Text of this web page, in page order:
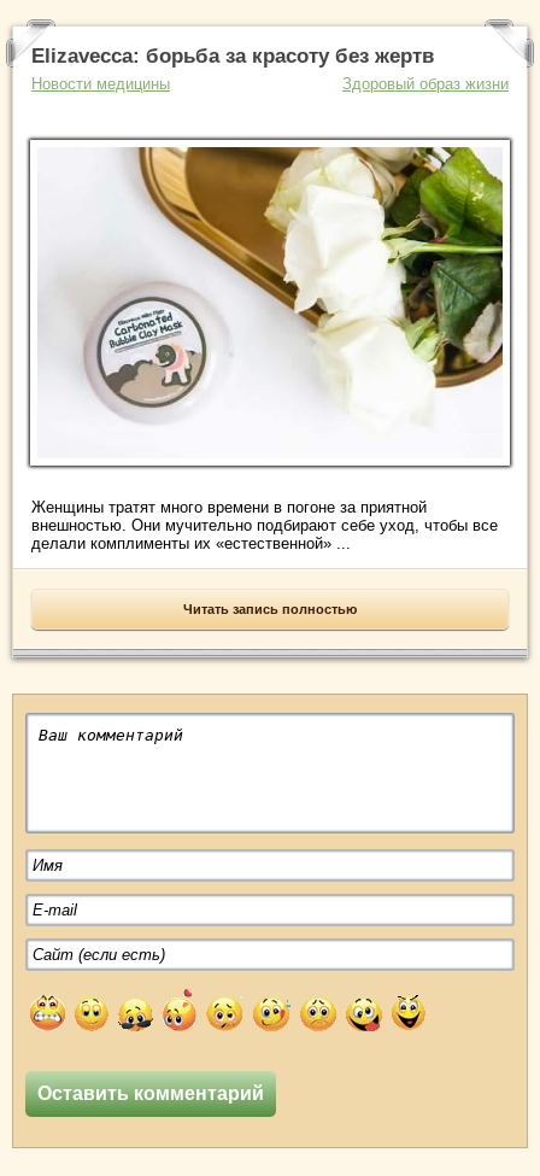
Elizavecca: борьба за красоту без жертв
Новости медицины Здоровый образ жизни
Женщины тратят много времени в погоне за приятной
внешностью. Они мучительно подбирают себе уход, чтобы все
делали комплименты их «естественной» ...
Читать запись полностью